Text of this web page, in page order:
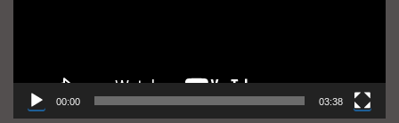
00:00 03:38